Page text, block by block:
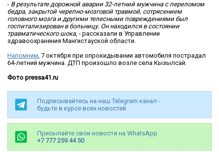
- В результате дорожной аварии 32-летний мужчина с переломом
бедра, закрытой черепно-мозговой травмой, сотрясением
головного мозга и другими телесными повреждениями был
госпитализирован в больницу. Он находился в состоянии
травматического шока, - рассказали в Управлении
здравоохранения Мангистауской области.
Напомним, 7 октября при опрокидывании автомобиля пострадал
64-летний мужчина. ДТП произошло возле села Кызылсай.
Фото pressa41.ru
Подписывайтесь на наш Telegram канал -
будьте в курсе всех новостей
Присылайте свои новости на WhatsApp
+7 777 259 44 50